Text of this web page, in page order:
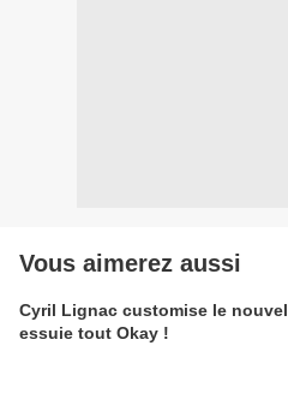
Vous aimerez aussi
Cyril Lignac customise le nouvel
essuie tout Okay !